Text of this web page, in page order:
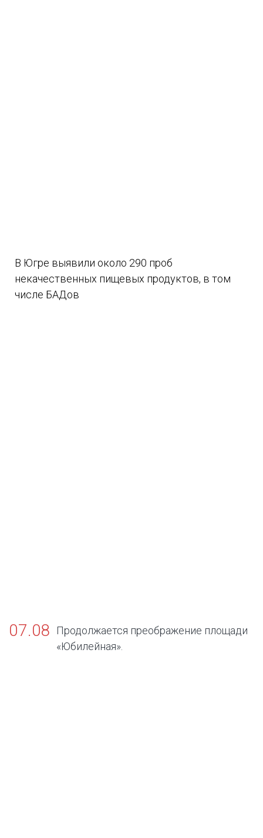
В Югре выявили около 290 проб
некачественных пищевых продуктов, в том
числе БАДов
07.08
Продолжается преображение площади
«Юбилейная».